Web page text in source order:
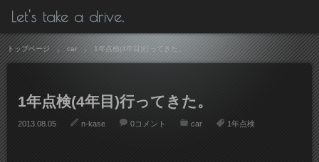
Let's take a drive.
トップページ car 1年点検(4年目)行ってきた。
1年点検(4年目)行ってきた。
2013.08.05 n-kase 0コメント car 1年点検